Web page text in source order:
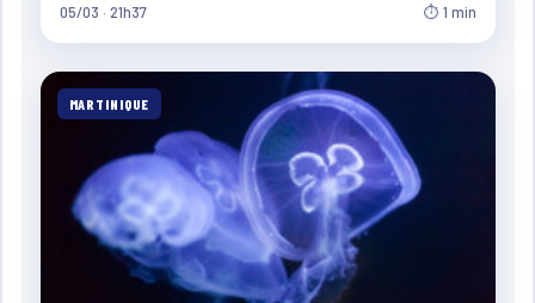
05/03 · 21h37 ⏱ 1 min
MARTINIQUE